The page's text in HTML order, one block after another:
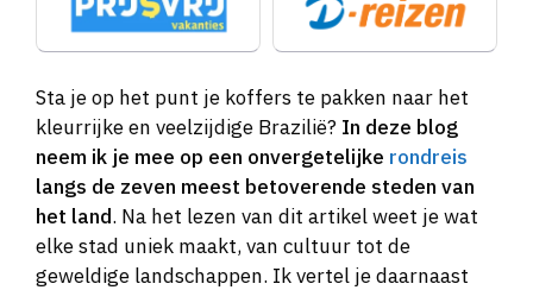
Sta je op het punt je koffers te pakken naar het
kleurrijke en veelzijdige Brazilië? In deze blog
neem ik je mee op een onvergetelijke rondreis
langs de zeven meest betoverende steden van
het land. Na het lezen van dit artikel weet je wat
elke stad uniek maakt, van cultuur tot de
geweldige landschappen. Ik vertel je daarnaast